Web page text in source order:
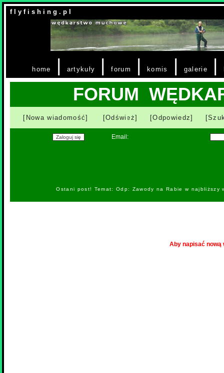
f l y f i s h i n g . p l
home | artykuły |forum | komis | galerie |
FORUM
[Nowa wiadomość] [Odśwież] [Odpowiedz]
Email:
Ostani post! Temat: Odp: Zawody na Rabie w
Aby napisać nową